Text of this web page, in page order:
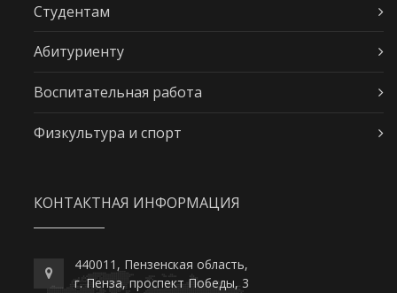
Студентам
Абитуриенту
Воспитательная работа
Физкультура и спорт
КОНТАКТНАЯ ИНФОРМАЦИЯ
440011, Пензенская область,
г. Пенза, проспект Победы, 3